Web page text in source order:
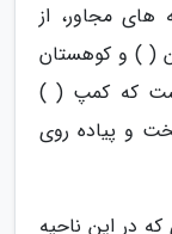
های مجاور، از
( ) و کوهستان
که کمپ ( )
و پیاده روی
در این ناحیه